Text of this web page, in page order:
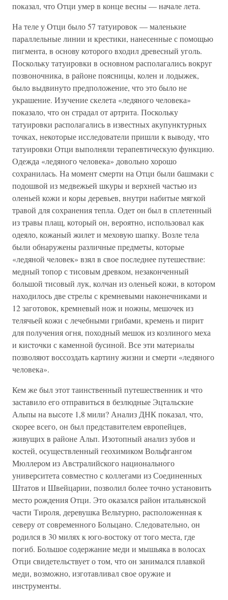
показал, что Отци умер в конце весны — начале лета.
На теле у Отци было 57 татуировок — маленькие
параллельные линии и крестики, нанесенные с помощью
пигмента, в основу которого входил древесный уголь.
Поскольку татуировки в основном располагались вокруг
позвоночника, в районе поясницы, колен и лодыжек,
было выдвинуто предположение, что это было не
украшение. Изучение скелета «ледяного человека»
показало, что он страдал от артрита. Поскольку
татуировки располагались в известных акупунктурных
точках, некоторые исследователи пришли к выводу, что
татуировки Отци выполняли терапевтическую функцию.
Одежда «ледяного человека» довольно хорошо
сохранилась. На момент смерти на Отци были башмаки с
подошвой из медвежьей шкуры и верхней частью из
оленьей кожи и коры деревьев, внутри набитые мягкой
травой для сохранения тепла. Одет он был в сплетенный
из травы плащ, который он, вероятно, использовал как
одеяло, кожаный жилет и меховую шапку. Возле тела
были обнаружены различные предметы, которые
«ледяной человек» взял в свое последнее путешествие:
медный топор с тисовым древком, незаконченный
большой тисовый лук, колчан из оленьей кожи, в котором
находилось две стрелы с кремневыми наконечниками и
12 заготовок, кремневый нож и ножны, мешочек из
телячьей кожи с лечебными грибами, кремень и пирит
для получения огня, походный мешок из козлиного меха
и кисточки с каменной бусиной. Все эти материалы
позволяют воссоздать картину жизни и смерти «ледяного
человека».
Кем же был этот таинственный путешественник и что
заставило его отправиться в безлюдные Эцтальские
Альпы на высоте 1,8 мили? Анализ ДНК показал, что,
скорее всего, он был представителем европейцев,
живущих в районе Альп. Изотопный анализ зубов и
костей, осуществленный геохимиком Вольфгангом
Мюллером из Австралийского национального
университета совместно с коллегами из Соединенных
Штатов и Швейцарии, позволил более точно установить
место рождения Отци. Это оказался район итальянской
части Тироля, деревушка Вельтурно, расположенная к
северу от современного Больцано. Следовательно, он
родился в 30 милях к юго-востоку от того места, где
погиб. Большое содержание меди и мышьяка в волосах
Отци свидетельствует о том, что он занимался плавкой
меди, возможно, изготавливал свое оружие и
инструменты.